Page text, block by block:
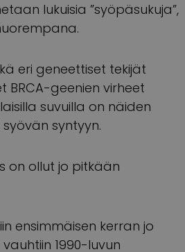
lukuisia ”syöpäsukuja”,
eri geneettiset tekijät
geenien virheet
suvuilla on näiden
syntyyn.
on ollut jo pitkään
ensimmäisen kerran jo
1990-luvun